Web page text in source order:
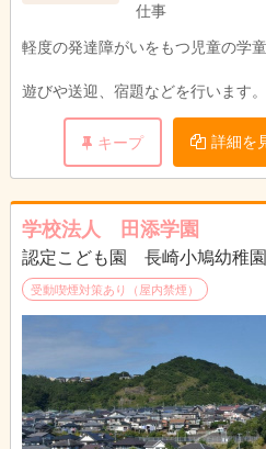
パート・アルバイ
時間も４時間から
無資格、理学療法
の方も大歓迎です
浜の町校、松山校
おります。
４教室（浜の町校
浜の町校（長崎市
松山校（長崎市岡
葉山校（長崎市滑
長与校（西彼杵郡
仕事
軽度の発達障がいをもつ児童の学
遊びや送迎、宿題などを行います。
キープ 詳細を
学校法人 田添学園
認定こども園 長崎小鳩幼稚
受動喫煙対策あり（屋内禁煙）